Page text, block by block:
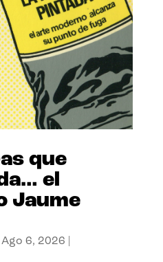
que
el
Jaume
Ago 6, 2026